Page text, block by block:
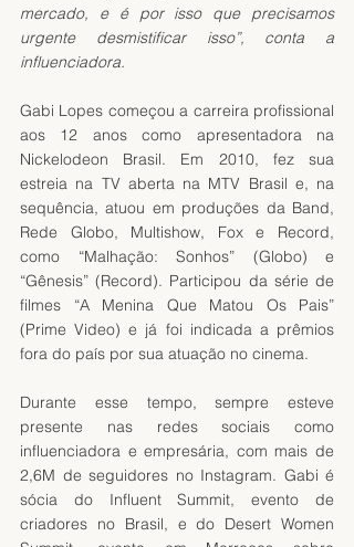
mercado, e é por isso que precisamos
urgente desmistificar isso”, conta a
influenciadora.
Gabi Lopes começou a carreira profissional
aos 12 anos como apresentadora na
Nickelodeon Brasil. Em 2010, fez sua
estreia na TV aberta na MTV Brasil e, na
sequência, atuou em produções da Band,
Rede Globo, Multishow, Fox e Record,
como “Malhação: Sonhos” (Globo) e
“Gênesis” (Record). Participou da série de
filmes “A Menina Que Matou Os Pais”
(Prime Video) e já foi indicada a prêmios
fora do país por sua atuação no cinema.
Durante esse tempo, sempre esteve
presente nas redes sociais como
influenciadora e empresária, com mais de
2,6M de seguidores no Instagram. Gabi é
sócia do Influent Summit, evento de
criadores no Brasil, e do Desert Women